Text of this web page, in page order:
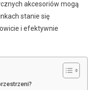
akcesoriów mogą
stanie się
i efektywnie